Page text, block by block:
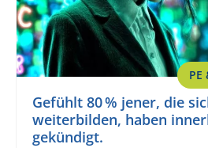
PE
Gefühlt 80 % jener, die
weiterbilden, haben
gekündigt.